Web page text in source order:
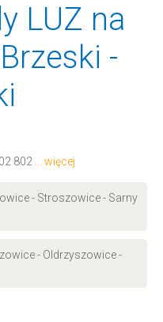
LUZ na
-
802 ... więcej
- Stroszowice - Sarny
- Oldrzyszowice -